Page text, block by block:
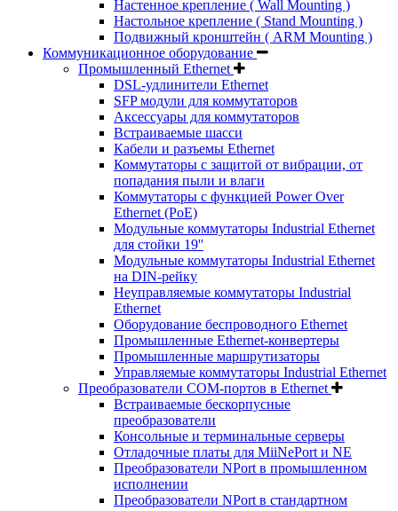
Настенное крепление ( Wall Mounting )
Настольное крепление ( Stand Mounting )
Подвижный кронштейн ( ARM Mounting )
Коммуникационное оборудование
Промышленный Ethernet
DSL-удлинители Ethernet
SFP модули для коммутаторов
Аксессуары для коммутаторов
Встраиваемые шасси
Кабели и разъемы Ethernet
Коммутаторы с защитой от вибрации, от
попадания пыли и влаги
Коммутаторы с функцией Power Over
Ethernet (PoE)
Модульные коммутаторы Industrial Ethernet
для стойки 19''
Модульные коммутаторы Industrial Ethernet
на DIN-рейку
Неуправляемые коммутаторы Industrial
Ethernet
Оборудование беспроводного Ethernet
Промышленные Ethernet-конвертеры
Промышленные маршрутизаторы
Управляемые коммутаторы Industrial Ethernet
Преобразователи COM-портов в Ethernet
Встраиваемые бескорпусные
преобразователи
Консольные и терминальные серверы
Отладочные платы для MiiNePort и NE
Преобразователи NPort в промышленном
исполнении
Преобразователи NPort в стандартном